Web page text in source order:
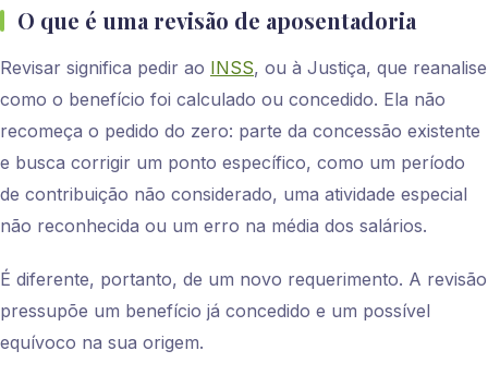
O que é uma revisão de aposentadoria
Revisar significa pedir ao INSS, ou à Justiça, que reanalise
como o benefício foi calculado ou concedido. Ela não
recomeça o pedido do zero: parte da concessão existente
e busca corrigir um ponto específico, como um período
de contribuição não considerado, uma atividade especial
não reconhecida ou um erro na média dos salários.
É diferente, portanto, de um novo requerimento. A revisão
pressupõe um benefício já concedido e um possível
equívoco na sua origem.